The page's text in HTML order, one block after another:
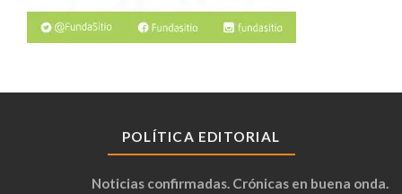
POLÍTICA EDITORIAL
Noticias confirmadas. Crónicas en buena onda.